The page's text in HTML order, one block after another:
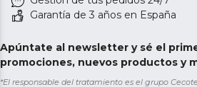
Garantía de 3 años en España
Apúntate al newsletter y sé el
promociones, nuevos productos y
*El responsable del tratamiento es el grupo